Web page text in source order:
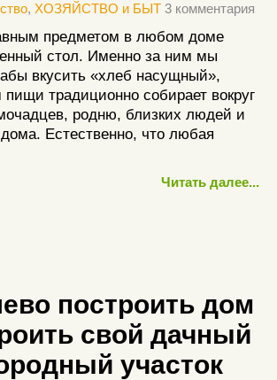
, ХОЗЯЙСТВО и БЫТ 3 комментария
предметом в любом доме
стол. Именно за ним мы
вкусить «хлеб насущный»,
традиционно собирает вокруг
родню, близких людей и
дома. Естественно, что любая
Читать далее...
построить дом
свой дачный
участок